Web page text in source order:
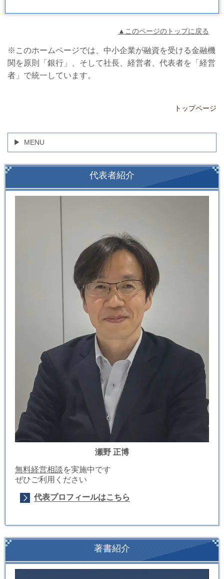
▲このページのトップに戻る
※このホームページでは、中小企業が融資を受ける金融機
関を原則「銀行」、そして社長、経営者、代表者を「経営
者」で統一しています。
トップページ
MENU
代表者紹介
瀬野 正博
無料経営相談を実施中です
ぜひご利用ください
代表プロフィールはこちら
著書紹介